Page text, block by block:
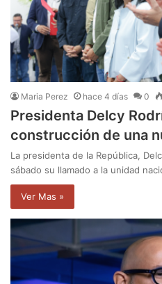
Maria Perez hace 4 días 0
Presidenta Delcy
construcción de una
La presidenta de la República,
sábado su llamado a la unidad
Ver Mas »